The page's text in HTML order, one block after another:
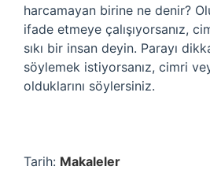
harcamayan birine ne denir?
ifade etmeye çalışıyorsanız,
sıkı bir insan deyin. Parayı
söylemek istiyorsanız, cimri
olduklarını söylersiniz.
Tarih: Makaleler